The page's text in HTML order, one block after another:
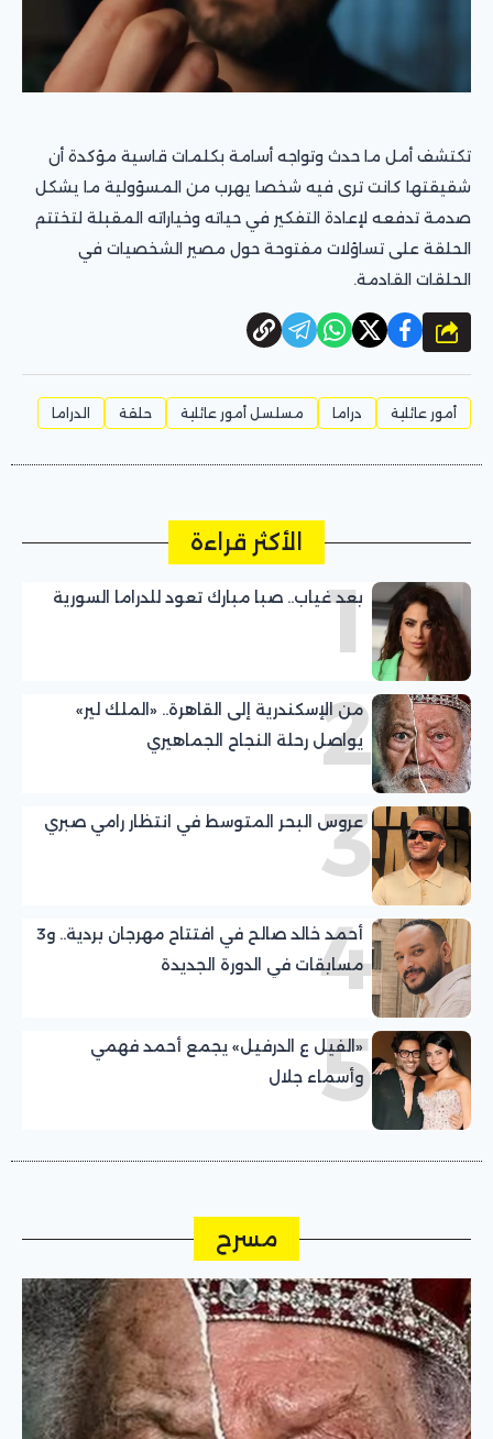
تكتشف أمل ما حدث وتواجه أسامة بكلمات قاسية مؤكدة أن
شقيقتها كانت ترى فيه شخصا يهرب من المسؤولية ما يشكل
صدمة تدفعه لإعادة التفكير في حياته وخياراته المقبلة لتختتم
الحلقة على تساؤلات مفتوحة حول مصير الشخصيات في
الحلقات القادمة.
شارك
أمور عائلية دراما مسلسل أمور عائلية حلقة الدراما
الأكثر قراءة
1
بعد غياب.. صبا مبارك تعود للدراما السورية
2
من الإسكندرية إلى القاهرة.. «الملك لير»
يواصل رحلة النجاح الجماهيري
3
عروس البحر المتوسط في انتظار رامي صبري
4
أحمد خالد صالح في افتتاح مهرجان بردية.. و3
مسابقات في الدورة الجديدة
5
«الفيل ع الدرفيل» يجمع أحمد فهمي
وأسماء جلال
مسرح